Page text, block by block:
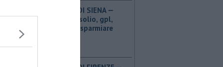
PROVINCIA DI SIENA — ​
Benzina, gasolio, gpl,
ecco dove risparmiare